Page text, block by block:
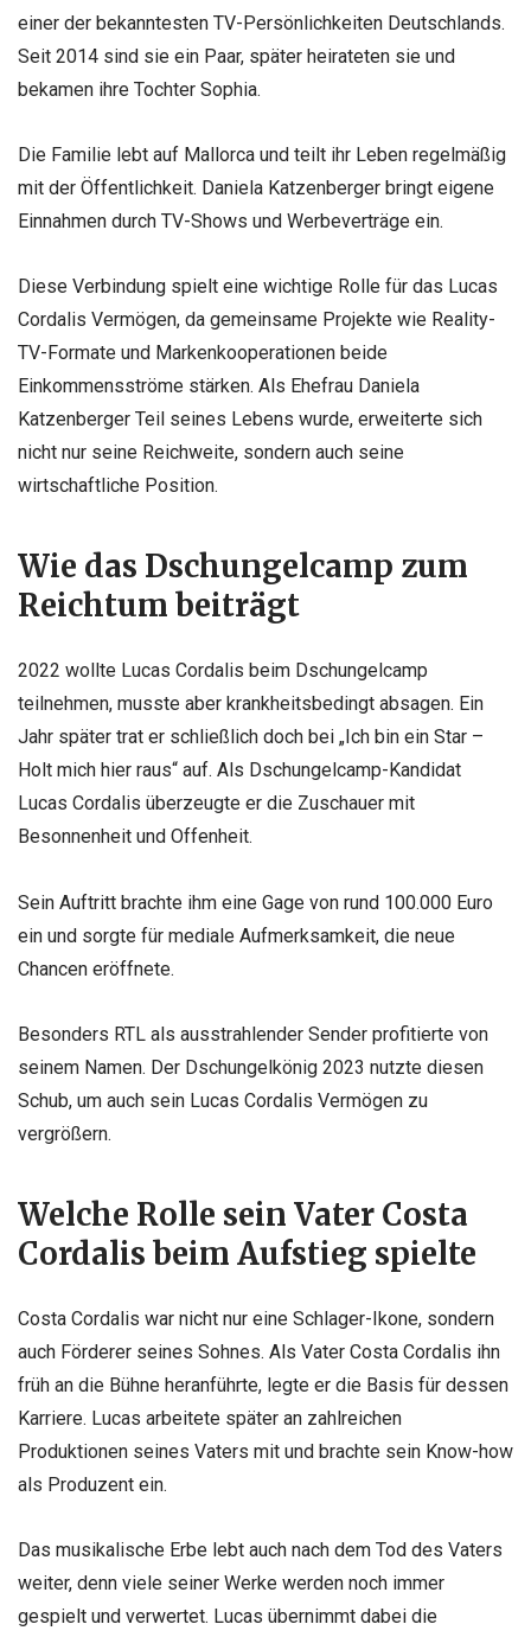
einer der bekanntesten TV-Persönlichkeiten Deutschlands.
Seit 2014 sind sie ein Paar, später heirateten sie und
bekamen ihre Tochter Sophia.
Die Familie lebt auf Mallorca und teilt ihr Leben regelmäßig
mit der Öffentlichkeit. Daniela Katzenberger bringt eigene
Einnahmen durch TV-Shows und Werbeverträge ein.
Diese Verbindung spielt eine wichtige Rolle für das Lucas
Cordalis Vermögen, da gemeinsame Projekte wie Reality-
TV-Formate und Markenkooperationen beide
Einkommensströme stärken. Als Ehefrau Daniela
Katzenberger Teil seines Lebens wurde, erweiterte sich
nicht nur seine Reichweite, sondern auch seine
wirtschaftliche Position.
Wie das Dschungelcamp zum
Reichtum beiträgt
2022 wollte Lucas Cordalis beim Dschungelcamp
teilnehmen, musste aber krankheitsbedingt absagen. Ein
Jahr später trat er schließlich doch bei „Ich bin ein Star –
Holt mich hier raus“ auf. Als Dschungelcamp-Kandidat
Lucas Cordalis überzeugte er die Zuschauer mit
Besonnenheit und Offenheit.
Sein Auftritt brachte ihm eine Gage von rund 100.000 Euro
ein und sorgte für mediale Aufmerksamkeit, die neue
Chancen eröffnete.
Besonders RTL als ausstrahlender Sender profitierte von
seinem Namen. Der Dschungelkönig 2023 nutzte diesen
Schub, um auch sein Lucas Cordalis Vermögen zu
vergrößern.
Welche Rolle sein Vater Costa
Cordalis beim Aufstieg spielte
Costa Cordalis war nicht nur eine Schlager-Ikone, sondern
auch Förderer seines Sohnes. Als Vater Costa Cordalis ihn
früh an die Bühne heranführte, legte er die Basis für dessen
Karriere. Lucas arbeitete später an zahlreichen
Produktionen seines Vaters mit und brachte sein Know-how
als Produzent ein.
Das musikalische Erbe lebt auch nach dem Tod des Vaters
weiter, denn viele seiner Werke werden noch immer
gespielt und verwertet. Lucas übernimmt dabei die